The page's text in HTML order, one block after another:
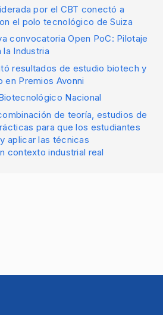
por el CBT conectó a
el polo tecnológico de Suiza
convocatoria Open PoC: Pilotaje
Industria
resultados de estudio biotech y
Premios Avonni
Nacional
de teoría, estudios de
para que los estudiantes
aplicar las técnicas
contexto industrial real